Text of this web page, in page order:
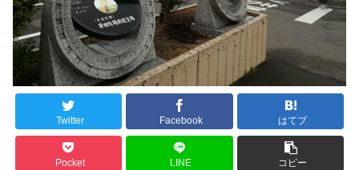
Twitter Facebook はてブ
Pocket LINE コピー